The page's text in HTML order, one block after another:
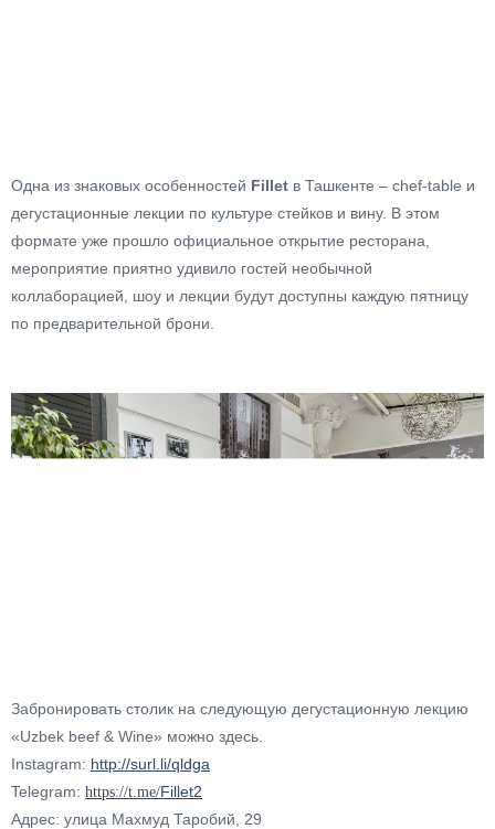
Одна из знаковых особенностей Fillet в Ташкенте – chef-table и
дегустационные лекции по культуре стейков и вину. В этом
формате уже прошло официальное открытие ресторана,
мероприятие приятно удивило гостей необычной
коллаборацией, шоу и лекции будут доступны каждую пятницу
по предварительной брони.
Забронировать столик на следующую дегустационную лекцию
«Uzbek beef & Wine» можно здесь.
Instagram: http://surl.li/qldga
Telegram: https://t.me/Fillet2
Адрес: улица Махмуд Таробий, 29​